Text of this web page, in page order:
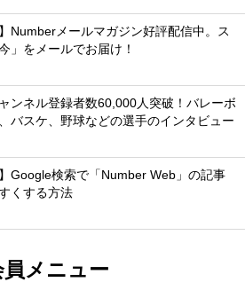
】Numberメールマガジン好評配信中。ス
」をメールでお届け！
ンネル登録者数60,000人突破！バレーボ
バスケ、野球などの選手のインタビュー
】Google検索で「Number Web」の記事
くする方法
員メニュー